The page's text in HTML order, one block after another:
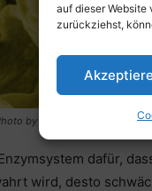
auf dieser Website
zurückziehst,
by Pixabay
dafür,
wird, desto